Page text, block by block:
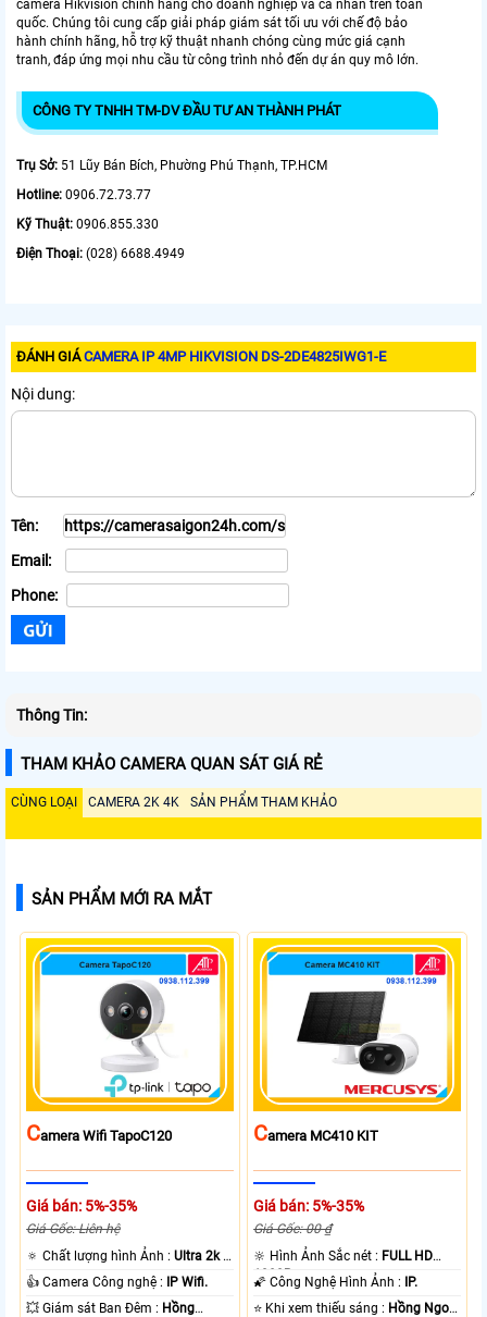
camera Hikvision chính hãng cho doanh nghiệp và cá nhân trên toàn
quốc. Chúng tôi cung cấp giải pháp giám sát tối ưu với chế độ bảo
hành chính hãng, hỗ trợ kỹ thuật nhanh chóng cùng mức giá cạnh
tranh, đáp ứng mọi nhu cầu từ công trình nhỏ đến dự án quy mô lớn.
CÔNG TY TNHH TM-DV ĐẦU TƯ AN THÀNH PHÁT
Trụ Sở: 51 Lũy Bán Bích, Phường Phú Thạnh, TP.HCM
Hotline: 0906.72.73.77
Kỹ Thuật: 0906.855.330
Điện Thoại: (028) 6688.4949
ĐÁNH GIÁCAMERA IP 4MP HIKVISION DS-2DE4825IWG1-E
Nội dung:
Tên:
Email:
Phone:
Thông Tin:
THAM KHẢO CAMERA QUAN SÁT GIÁ RẺ
CÙNG LOẠI CAMERA 2K 4K SẢN PHẨM THAM KHẢO
SẢN PHẨM MỚI RA MẮT
CAmera Wifi TapoC120
Giá bán: 5%-35%
Giá Gốc: Liên hệ
🔅 Chất lượng hình Ảnh :Ultra 2k +
.
👍 Camera Công nghệ : IP Wifi.
💥 Giám sát Ban Đêm : Hồng
CAmera MC410 KIT
Giá bán: 5%-35%
Giá Gốc: 00 ₫
🔆 Hình Ảnh Sắc nét : FULL HD
1080P .
🌠 Công Nghệ Hình Ảnh : IP.
⭐ Khi xem thiếu sáng : Hồng Ngoại